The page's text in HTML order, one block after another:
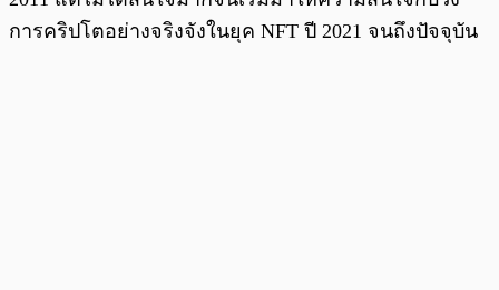
การคริปโตอย่างจริงจังในยุค NFT ปี 2021 จนถึงปัจจุบัน